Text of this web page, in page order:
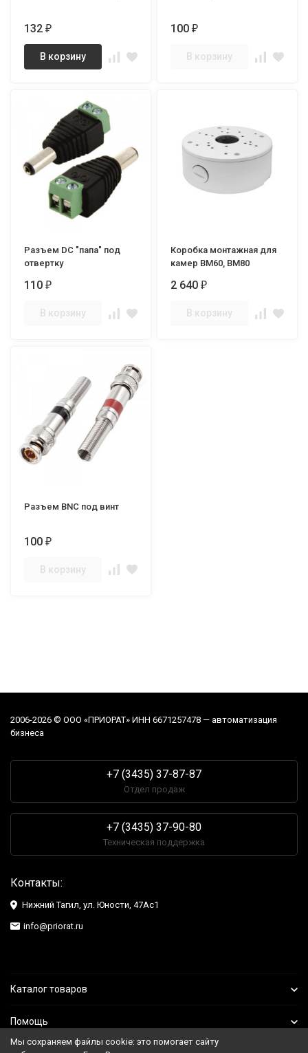
132 ₽
В корзину
100 ₽
В корзину
Разъем DC "папа" под
отвертку
110 ₽
В корзину
Коробка монтажная для
камер BM60, BM80
2 640 ₽
В корзину
Разъем BNC под винт
100 ₽
В корзину
2006-2026 © ООО «ПРИОРАТ» ИНН 6671257478 — автоматизация
бизнеса
+7 (3435) 37-87-87
Отдел продаж
+7 (3435) 37-90-80
Техническая поддержка
Контакты:
Нижний Тагил, ул. Юности, 47Ас1
info@priorat.ru
Каталог товаров
Помощь
Мы сохраняем файлы cookie: это помогает сайту